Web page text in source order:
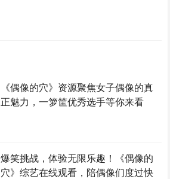
《偶像的穴》资源聚焦女子偶像的真
正魅力，一箩筐优秀选手等你来看
爆笑挑战，体验无限乐趣！《偶像的
穴》综艺在线观看，陪偶像们度过快